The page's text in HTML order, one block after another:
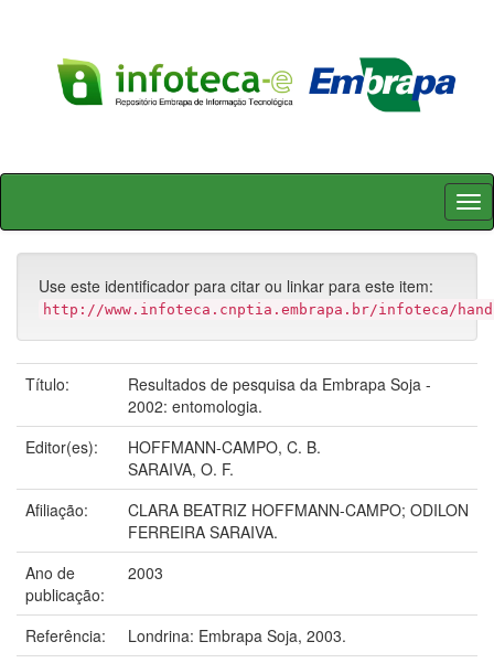
Skip
Use este identificador para citar ou linkar para este item:
http://www.infoteca.cnptia.embrapa.br/infoteca/
Título:
Resultados de pesquisa da Embrapa Soja -
2002: entomologia.
Editor(es):
HOFFMANN-CAMPO, C. B.
SARAIVA, O. F.
Afiliação:
CLARA BEATRIZ HOFFMANN-CAMPO; ODILON
FERREIRA SARAIVA.
Ano de
publicação:
2003
Referência:
Londrina: Embrapa Soja, 2003.